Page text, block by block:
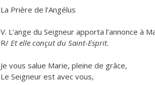
La Prière de l’Angélus
V. L’ange du Seigneur apporta l’annonce à
R/ Et elle conçut du Saint-Esprit.
Je vous salue Marie, pleine de grâce,
Le Seigneur est avec vous,